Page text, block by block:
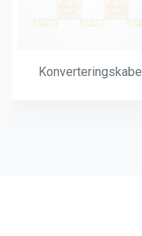
Konverteringskabel